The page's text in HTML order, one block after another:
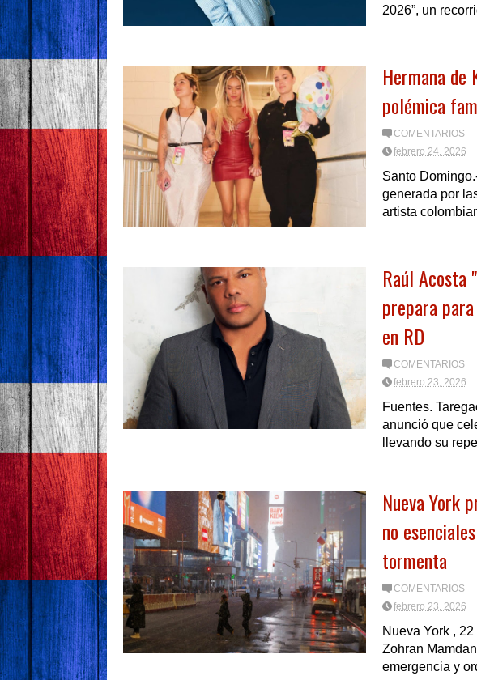
2026”, un
Hermana de
polémica
COMENTARIOS
febrero 24, 2026
Santo
generada por
artista
Raúl Acosta
prepara
en RD
COMENTARIOS
febrero 23, 2026
Fuentes.
anunció que
llevando su
Nueva York
no
tormenta
COMENTARIOS
febrero 23, 2026
Nueva York ,
Zohran
emergencia y